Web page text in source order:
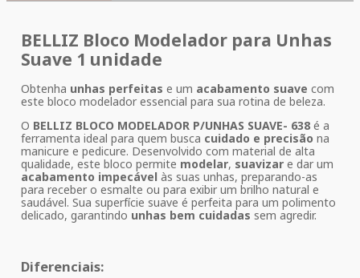
BELLIZ Bloco Modelador para Unhas
Suave 1 unidade
Obtenha unhas perfeitas e um acabamento suave com
este bloco modelador essencial para sua rotina de beleza.
O BELLIZ BLOCO MODELADOR P/UNHAS SUAVE- 638 é a
ferramenta ideal para quem busca cuidado e precisão na
manicure e pedicure. Desenvolvido com material de alta
qualidade, este bloco permite modelar, suavizar e dar um
acabamento impecável às suas unhas, preparando-as
para receber o esmalte ou para exibir um brilho natural e
saudável. Sua superfície suave é perfeita para um polimento
delicado, garantindo unhas bem cuidadas sem agredir.
Diferenciais: